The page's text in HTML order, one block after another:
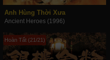
Anh Hùng Thời Xưa
Ancient Heroes (1996)
Hoàn Tất (21/21)